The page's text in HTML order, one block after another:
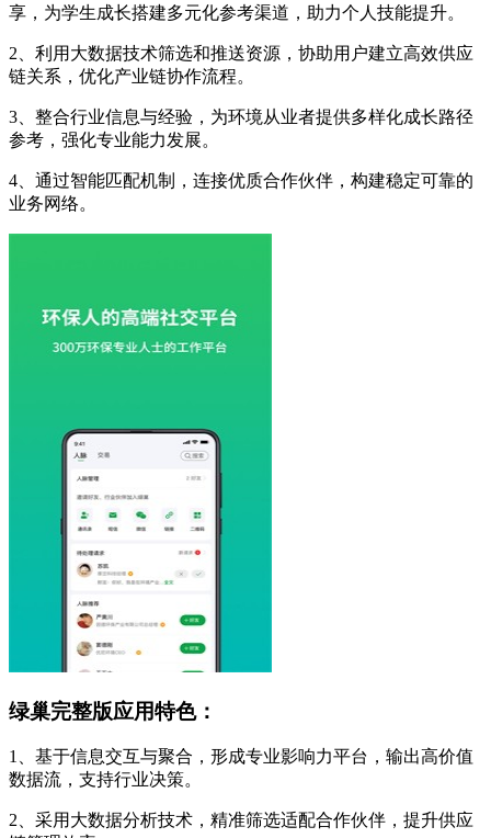
享，为学生成长搭建多元化参考渠道，助力个人技能提升。
2、利用大数据技术筛选和推送资源，协助用户建立高效供应
链关系，优化产业链协作流程。
3、整合行业信息与经验，为环境从业者提供多样化成长路径
参考，强化专业能力发展。
4、通过智能匹配机制，连接优质合作伙伴，构建稳定可靠的
业务网络。
绿巢完整版应用特色：
1、基于信息交互与聚合，形成专业影响力平台，输出高价值
数据流，支持行业决策。
2、采用大数据分析技术，精准筛选适配合作伙伴，提升供应